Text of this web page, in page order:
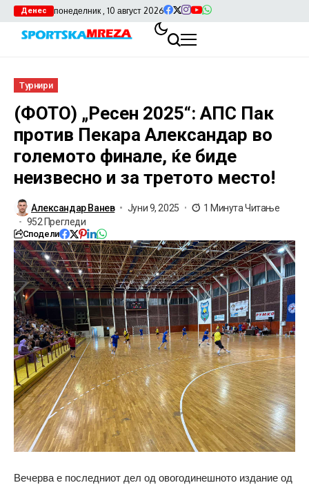
Денес понеделник , 10 август 2026
Турнири
(ФОТО) „Ресен 2025“: АПС Пак
против Пекара Александар во
големото финале, ќе биде
неизвесно и за третото место!
Александар Ванев Јуни 9, 2025
1 Минута Читање
952 Прегледи
Сподели
Вечерва е последниот дел од овогодинешното издание од